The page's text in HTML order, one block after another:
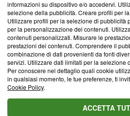
Redazione
Informativa Privacy
Cookie Policy
Blasting SA, IDI CHE-247.845.224,
Lugano (Svizzera) Tel:+39
© 2026 Blasting News
informazioni su dispositivo e/o accedervi.
selezione della pubblicità. Creare profili per
Utilizzare profili per la selezione di pubblicità
per la personalizzazione dei contenuti.
contenuti personalizzati. Misurare le
prestazioni dei contenuti. Comprendere il
combinazione di dati provenienti da fonti
servizi. Utilizzare dati limitati per la selezione
Per conoscere nel dettaglio quali cookie
in qualsiasi momento, le tue preferenze, ti
Cookie Policy.
ACCETTA